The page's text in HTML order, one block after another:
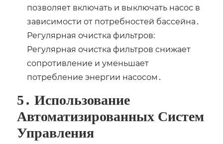
позволяет включать и выключать насос в
зависимости от потребностей бассейна․
Регулярная очистка фильтров:
Регулярная очистка фильтров снижает
сопротивление и уменьшает
потребление энергии насосом․
5․ Использование
Автоматизированных Систем
Управления